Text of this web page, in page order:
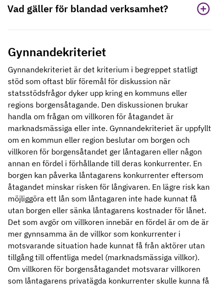
Vad gäller för blandad verksamhet?
Gynnandekriteriet
Gynnandekriteriet är det kriterium i begreppet statligt
stöd som oftast blir föremål för diskussion när
statsstödsfrågor dyker upp kring en kommuns eller
regions borgensåtagande. Den diskussionen brukar
handla om frågan om villkoren för åtagandet är
marknadsmässiga eller inte. Gynnandekriteriet är uppfyllt
om en kommun eller region beslutar om borgen och
villkoren för borgensåtandet ger låntagaren eller någon
annan en fördel i förhållande till deras konkurrenter. En
borgen kan påverka låntagarens konkurrenter eftersom
åtagandet minskar risken för långivaren. En lägre risk kan
möjliggöra ett lån som låntagaren inte hade kunnat få
utan borgen eller sänka låntagarens kostnader för lånet.
Det som avgör om villkoren innebär en fördel är om de är
mer gynnsamma än de villkor som konkurrenter i
motsvarande situation hade kunnat få från aktörer utan
tillgång till offentliga medel (marknadsmässiga villkor).
Om villkoren för borgensåtagandet motsvarar villkoren
som låntagarens privatägda konkurrenter skulle kunna få